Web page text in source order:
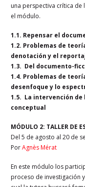
una perspectiva crítica de
el módulo.
1.1. Repensar el
1.2. Problemas de
denotación y el
1.3. Del documento-
1.4. Problemas de
desenfoque y lo
1.5. La intervención
conceptual
MÓDULO 2: TALLER DE
Del 5 de agosto al 20 de
PorAgnès Mérat
En este módulo los
proceso de investigación